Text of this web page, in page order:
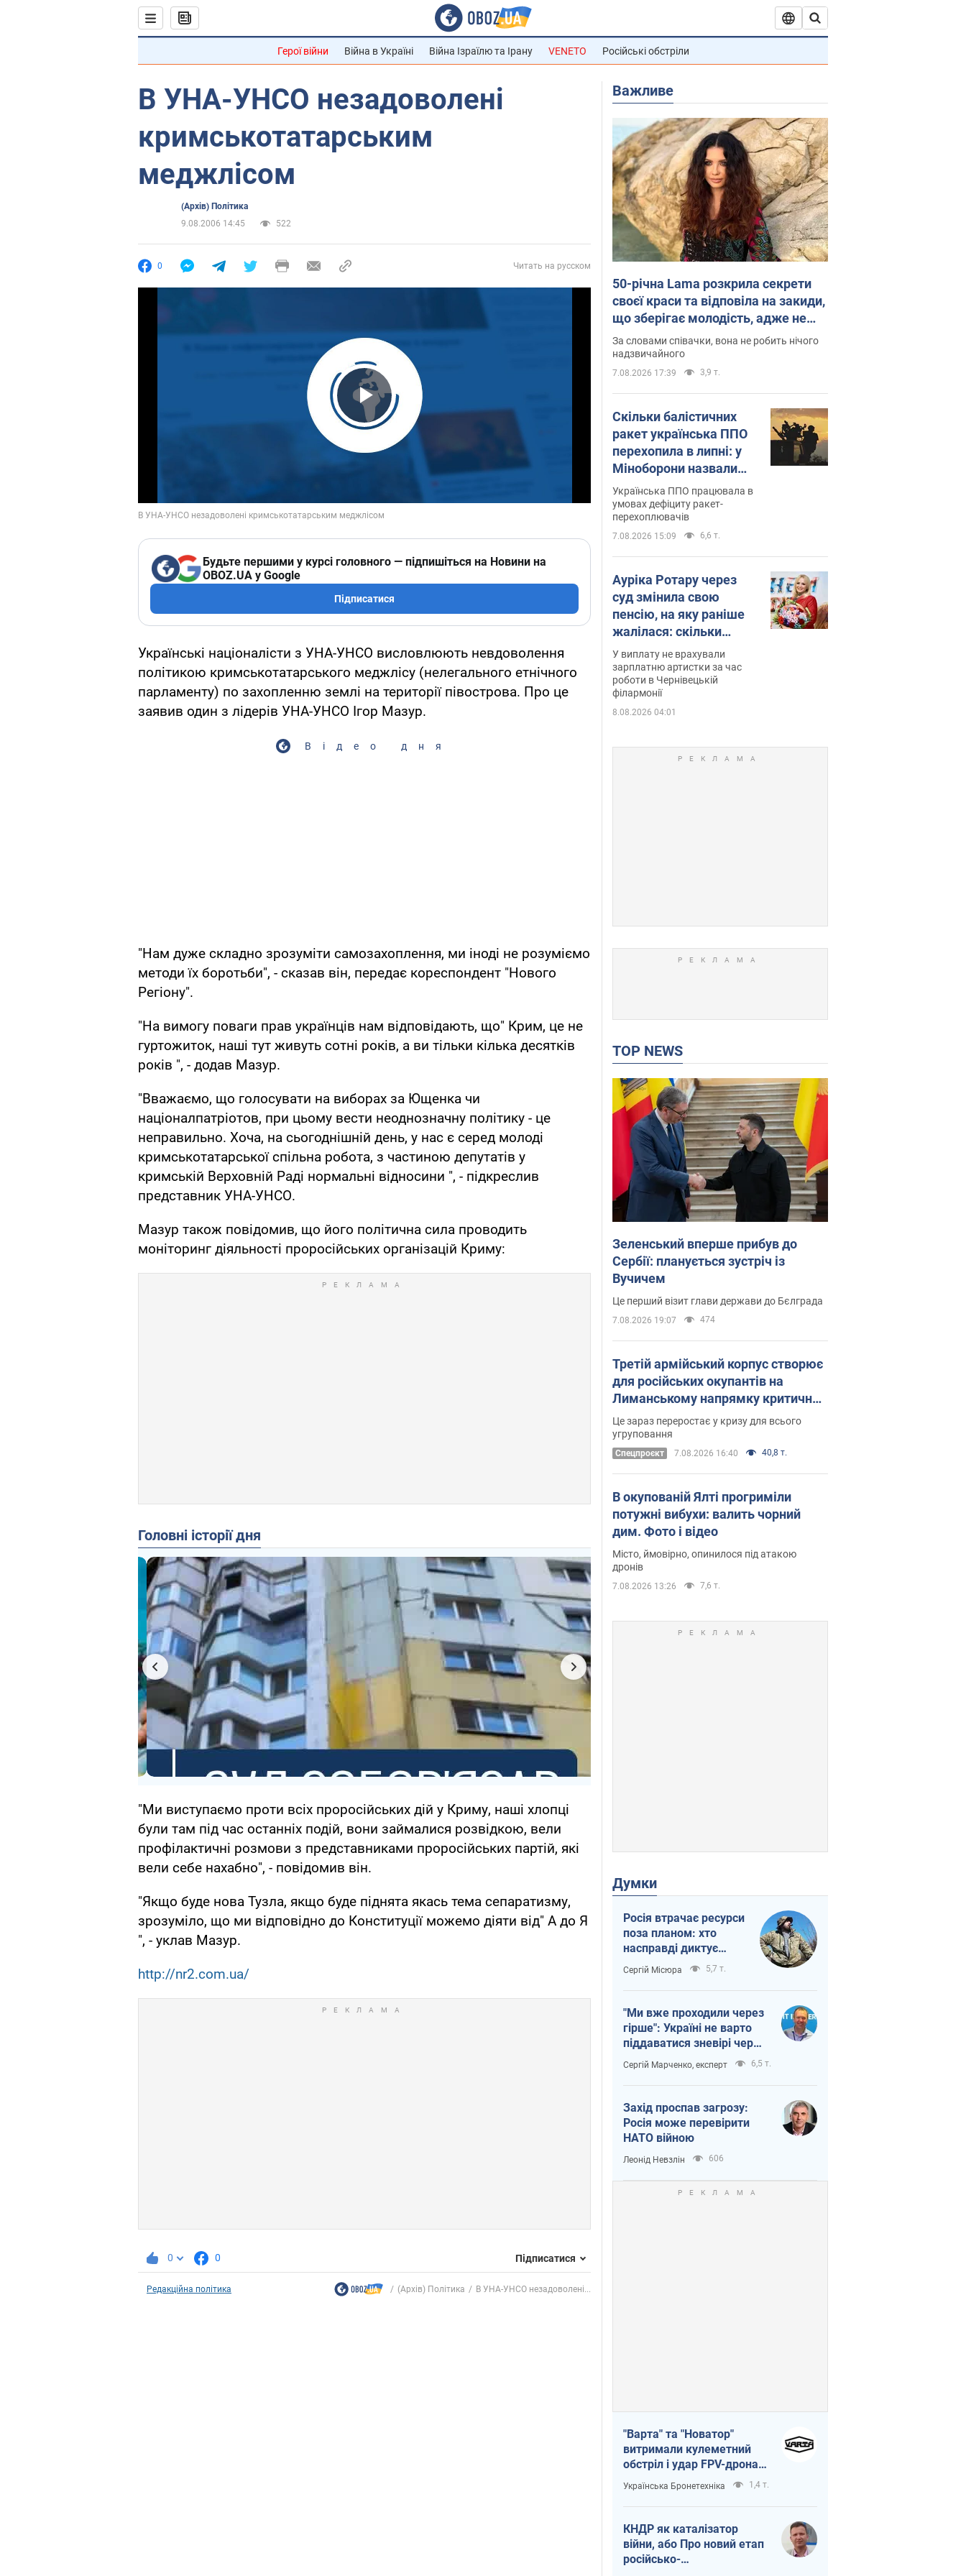
Герої війни Війна в Україні Війна Ізраїлю та Ірану VENETO Російські обстріли
В УНА-УНСО незадоволені
кримськотатарським
меджлісом
(Архів) Політика
9.08.2006 14:45
522
0 Читать на русском
Play Video
Будьте першими у курсі головного — підпишіться на Новини на
OBOZ.UA у Google
Підписатися
Українські націоналісти з УНА-УНСО висловлюють невдоволення
політикою кримськотатарського меджлісу (нелегального етнічного
парламенту) по захопленню землі на території півострова. Про це
заявив один з лідерів УНА-УНСО Ігор Мазур.
Відео дня
"Нам дуже складно зрозуміти самозахоплення, ми іноді не розуміємо
методи їх боротьби", - сказав він, передає кореспондент "Нового
Регіону".
"На вимогу поваги прав українців нам відповідають, що" Крим, це не
гуртожиток, наші тут живуть сотні років, а ви тільки кілька десятків
років ", - додав Мазур.
"Вважаємо, що голосувати на виборах за Ющенка чи
націоналпатріотов, при цьому вести неоднозначну політику - це
неправильно. Хоча, на сьогоднішній день, у нас є серед молоді
кримськотатарської спільна робота, з частиною депутатів у
кримській Верховній Раді нормальні відносини ", - підкреслив
представник УНА-УНСО.
Мазур також повідомив, що його політична сила проводить
моніторинг діяльності проросійських організацій Криму:
Головні історії дня
"Ми виступаємо проти всіх проросійських дій у Криму, наші хлопці
були там під час останніх подій, вони займалися розвідкою, вели
профілактичні розмови з представниками проросійських партій, які
вели себе нахабно", - повідомив він.
"Якщо буде нова Тузла, якщо буде піднята якась тема сепаратизму,
зрозуміло, що ми відповідно до Конституції можемо діяти від" А до Я
", - уклав Мазур.
http://nr2.com.ua/
0 0 Підписатися
Редакційна політика (Архів) Політика В УНА-УНСО незадоволені...
Важливе
50-річна Lama розкрила секрети
своєї краси та відповіла на закиди,
що зберігає молодість, адже не
має дітей
За словами співачки, вона не робить нічого
надзвичайного
7.08.2026 17:39 3,9 т.
Скільки балістичних
ракет українська ППО
перехопила в липні: у
Міноборони назвали
цифру
Українська ППО працювала в
умовах дефіциту ракет-
перехоплювачів
7.08.2026 15:09 6,6 т.
Ауріка Ротару через
суд змінила свою
пенсію, на яку раніше
жалілася: скільки
отримувала співачка
У виплату не врахували
зарплатню артистки за час
роботи в Чернівецькій
філармонії
8.08.2026 04:01
TOP NEWS
Зеленський вперше прибув до
Сербії: планується зустріч із
Вучичем
Це перший візит глави держави до Бєлграда
7.08.2026 19:07 474
Третій армійський корпус створює
для російських окупантів на
Лиманському напрямку критичний
дискомфорт: як це вдалося
Це зараз переростає у кризу для всього
угруповання
Cпецпроєкт 7.08.2026 16:40 40,8 т.
В окупованій Ялті прогриміли
потужні вибухи: валить чорний
дим. Фото і відео
Місто, ймовірно, опинилося під атакою
дронів
7.08.2026 13:26 7,6 т.
Думки
Росія втрачає ресурси
поза планом: хто
насправді диктує
темп війни
Сергій Місюра 5,7 т.
"Ми вже проходили через
гірше": Україні не варто
піддаватися зневірі через
ракетний терор
Сергій Марченко, експерт 6,5 т.
Захід проспав загрозу:
Росія може перевірити
НАТО війною
Леонід Невзлін 606
"Варта" та "Новатор"
витримали кулеметний
обстріл і удар FPV-дрона,
врятувавши життя
офіцеру ЗСУ
Українська Бронетехніка 1,4 т.
КНДР як каталізатор
війни, або Про новий етап
російсько-